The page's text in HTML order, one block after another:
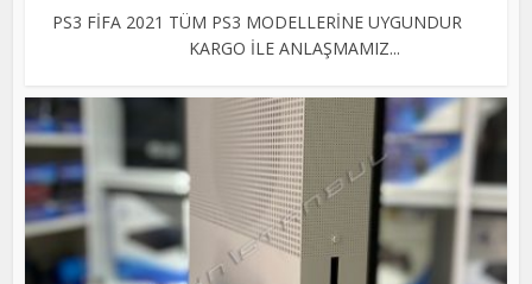
PS3 FİFA 2021 TÜM PS3 MODELLERİNE UYGUNDUR
KARGO İLE ANLAŞMAMIZ...